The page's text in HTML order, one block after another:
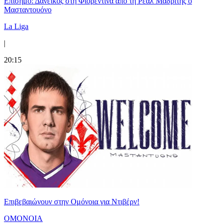
Μασταντουόνο
La Liga
|
20:15
Επιβεβαιώνουν στην Ομόνοια για Ντιβέρν!
ΟΜΟΝΟΙΑ